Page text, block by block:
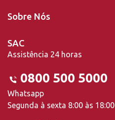
Sobre Nós
SAC
Assistência 24 horas
0800 500 5000
Whatsapp
Segunda à sexta 8:00 às 18:00